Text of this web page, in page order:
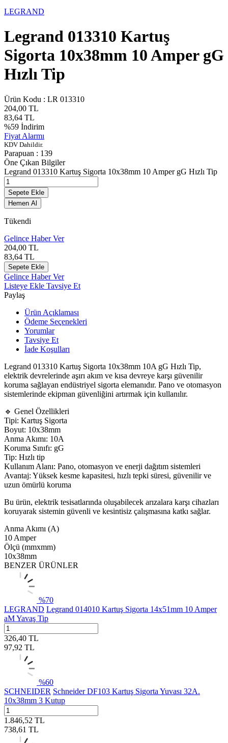
LEGRAND
Legrand 013310 Kartuş
Sigorta 10x38mm 10 Amper gG
Hızlı Tip
Ürün Kodu : LR 013310
204,00 TL
83,64 TL
%59 İndirim
Fiyat Alarmı
KDV Dahildir.
Parapuan : 139
Öne Çıkan Bilgiler
Legrand 013310 Kartuş Sigorta 10x38mm 10 Amper gG Hızlı Tip
Sepete Ekle
Hemen Al
Tükendi
Gelince Haber Ver
204,00 TL
83,64 TL
Sepete Ekle
Gelince Haber Ver
Listeye Ekle Tavsiye Et
Paylaş
Ürün Açıklaması
Ödeme Seçenekleri
Yorumlar
Tavsiye Et
İade Koşulları
Legrand 013310 Kartuş Sigorta 10x38mm 10A gG Hızlı Tip,
elektrik devrelerinde aşırı akım ve kısa devreye karşı güvenilir
koruma sağlayan endüstriyel sigorta elemanıdır. Pano ve otomasyon
sistemlerinde ekipman güvenliğini artırmak için kullanılır.
🔹 Genel Özellikleri
Tipi: Kartuş Sigorta
Boyut: 10x38mm
Anma Akımı: 10A
Koruma Sınıfı: gG
Tip: Hızlı tip
Kullanım Alanı: Pano, otomasyon ve enerji dağıtım sistemleri
Avantaj: Yüksek kesme kapasitesi, hızlı tepki süresi, güvenilir ve
uzun ömürlü koruma
Bu ürün, elektrik tesisatlarında oluşabilecek arızalara karşı cihazları
koruyarak sistemin güvenli ve kesintisiz çalışmasına katkı sağlar.
Anma Akımı (A)
10 Amper
Ölçü (mmxmm)
10x38mm
BENZER ÜRÜNLER
%70
LEGRAND Legrand 014010 Kartuş Sigorta 14x51mm 10 Amper
aM Yavaş Tip
326,40 TL
97,92 TL
%60
SCHNEIDER Schneider DF103 Kartuş Sigorta Yuvası 32A.
10x38mm 3 Kutup
1.846,52 TL
738,61 TL